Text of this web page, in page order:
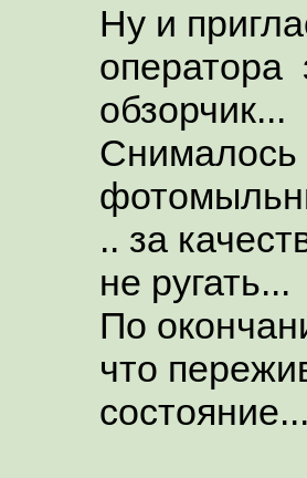
Ну и
оператора
обзорчик...
.. за
не
По
что